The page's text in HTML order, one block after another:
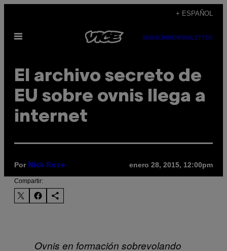
contenido
+ ESPAÑOL
Abrir
SUBSCRIBENEWSLETTER
El archivo secreto de
EU sobre ovnis llega a
internet
Por Nick Rose enero 28, 2015, 12:00pm
Compartir:
Ovnis en formación sobrevolando